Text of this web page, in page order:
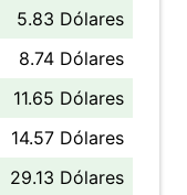
5.83 Dólares
8.74 Dólares
11.65 Dólares
14.57 Dólares
29.13 Dólares